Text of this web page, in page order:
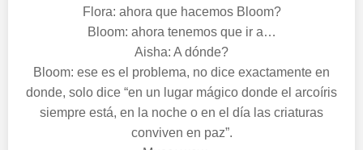
Flora: ahora que hacemos Bloom?
Bloom: ahora tenemos que ir a…
Aisha: A dónde?
Bloom: ese es el problema, no dice exactamente en
donde, solo dice “en un lugar mágico donde el arcoíris
siempre está, en la noche o en el día las criaturas
conviven en paz”.